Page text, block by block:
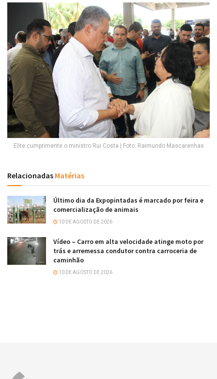
Elite cumprimente o ministro Rui Costa | Foto: Raimundo Mascarenhas
Relacionadas Matérias
Último dia da Expopintadas é marcado por feira e
comercialização de animais
10 DE AGOSTO DE 2026
Vídeo – Carro em alta velocidade atinge moto por
trás e arremessa condutor contra carroceria de
caminhão
10 DE AGOSTO DE 2026